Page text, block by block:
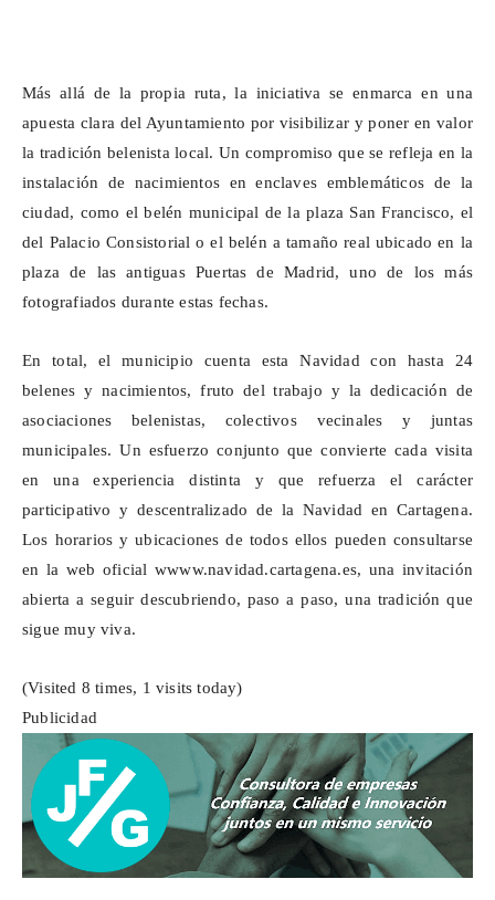
Más allá de la propia ruta, la iniciativa se enmarca en una
apuesta clara del Ayuntamiento por visibilizar y poner en valor
la tradición belenista local. Un compromiso que se refleja en la
instalación de nacimientos en enclaves emblemáticos de la
ciudad, como el belén municipal de la plaza San Francisco, el
del Palacio Consistorial o el belén a tamaño real ubicado en la
plaza de las antiguas Puertas de Madrid, uno de los más
fotografiados durante estas fechas.
En total, el municipio cuenta esta Navidad con hasta 24
belenes y nacimientos, fruto del trabajo y la dedicación de
asociaciones belenistas, colectivos vecinales y juntas
municipales. Un esfuerzo conjunto que convierte cada visita
en una experiencia distinta y que refuerza el carácter
participativo y descentralizado de la Navidad en Cartagena.
Los horarios y ubicaciones de todos ellos pueden consultarse
en la web oficial wwww.navidad.cartagena.es, una invitación
abierta a seguir descubriendo, paso a paso, una tradición que
sigue muy viva.
(Visited 8 times, 1 visits today)
Publicidad